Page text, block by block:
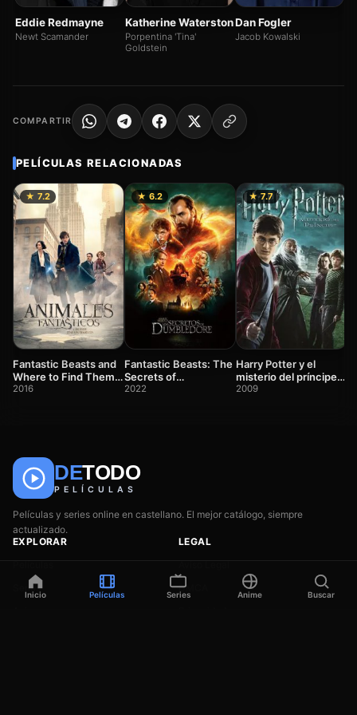
Eddie Redmayne
Newt Scamander
Katherine Waterston
Porpentina 'Tina'
Goldstein
Dan Fogler
Jacob Kowalski
COMPARTIR
PELÍCULAS RELACIONADAS
★ 7.2
Fantastic Beasts and
Where to Find Them
(Animales fantásticos
2016
★ 6.2
Fantastic Beasts: The
Secrets of
Dumbledore
2022
★ 7.7
Harry Potter y el
misterio del príncipe
(2009)
2009
DETODO
PELÍCULAS
Películas y series online en castellano. El mejor catálogo, siempre
actualizado.
EXPLORAR
Series
LEGAL
DMCA
Inicio Películas Series Anime Buscar
🎬
Películas